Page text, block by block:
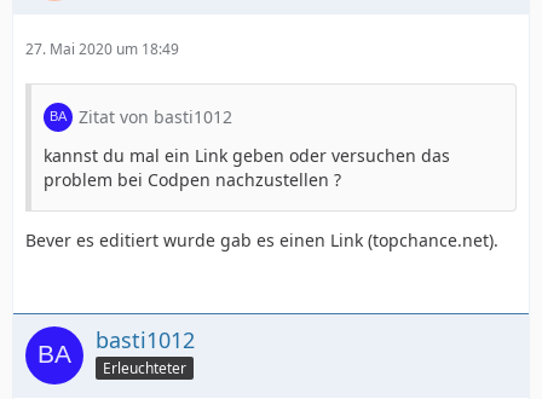
27. Mai 2020 um 18:49
Zitat von basti1012
kannst du mal ein Link geben oder versuchen das
problem bei Codpen nachzustellen ?
Bever es editiert wurde gab es einen Link (topchance.net).
basti1012
Erleuchteter